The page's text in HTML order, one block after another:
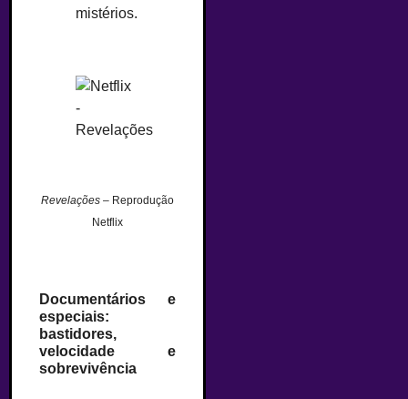
mistérios.
Revelações– Reprodução
Netflix
Documentários e
especiais:
bastidores,
velocidade e
sobrevivência